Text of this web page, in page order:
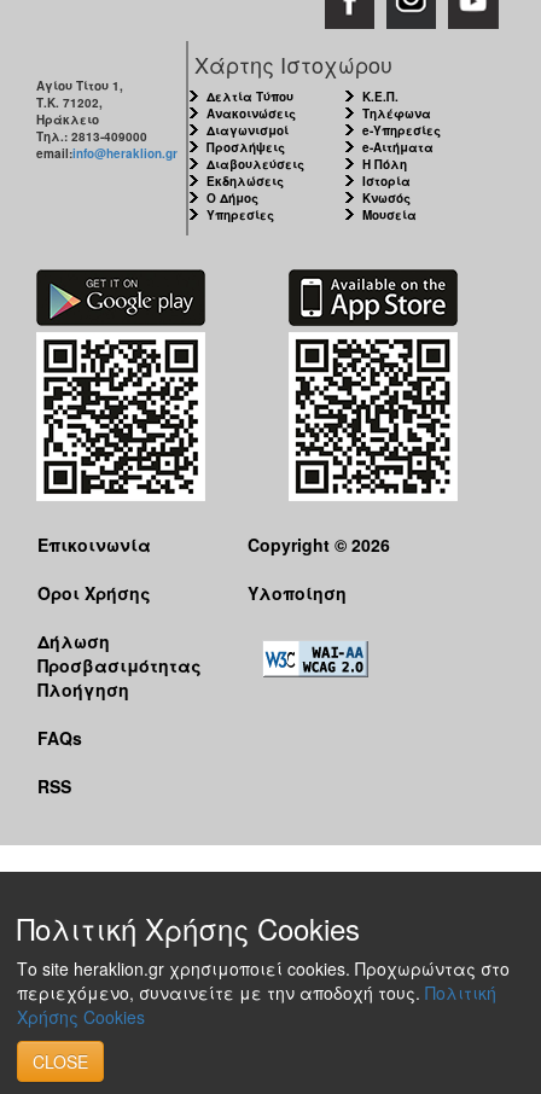
Αγίου Τίτου 1,
Τ.Κ. 71202,
Ηράκλειο
Τηλ.: 2813-409000
email:info@heraklion.gr
Χάρτης Ιστοχώρου
Δελτία Τύπου
Ανακοινώσεις
Διαγωνισμοί
Προσλήψεις
Διαβουλεύσεις
Εκδηλώσεις
Ο Δήμος
Υπηρεσίες
Κ.Ε.Π.
Τηλέφωνα
e-Υπηρεσίες
e-Αιτήματα
Η Πόλη
Ιστορία
Κνωσός
Μουσεία
Επικοινωνία
Όροι Χρήσης
Δήλωση
Προσβασιμότητας
Πλοήγηση
FAQs
RSS
Copyright © 2026
Υλοποίηση
Πολιτική Χρήσης Cookies
Το site heraklion.gr χρησιμοποιεί cookies. Προχωρώντας στο
περιεχόμενο, συναινείτε με την αποδοχή τους. Πολιτική
Χρήσης Cookies
CLOSE